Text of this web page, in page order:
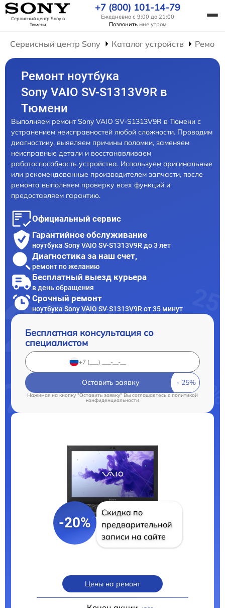
Сервисный центр Sonyв
Тюмени
+7 (800) 101-14-79
Ежедневно с 9:00 до 21:00
Позвонить мне утром
Сервисный центр Sony Каталог устройств
Ремонт ноутбука
Sony VAIO SV-S1313V9R в
Тюмени
Выполняем ремонт Sony VAIO SV-S1313V9R в Тюмени с
устранением неисправностей любой сложности. Проводим
диагностику, выявляем причины поломки, заменяем
неисправные детали и восстанавливаем
работоспособность устройства. Используем оригинальные
или рекомендованные производителем запчасти, после
ремонта выполняем проверку всех функций и
предоставляем гарантию.
Официальный сервис
Гарантийное обслуживание
ноутбука Sony VAIO SV-S1313V9R до 3 лет
Диагностика за наш счет,
ремонт по желанию
Бесплатный выезд курьера
в день обращения
Срочный ремонт
ноутбука Sony VAIO SV-S1313V9R от 35 минут
Бесплатная консультация со
специалистом
Оставить заявку
Нажимая на кнопку "Оставить заявку" Вы соглашаетесь cполитикой
конфиденциальности
-20%
Скидка по
предварительной
записи на сайте
Цены на ремонт